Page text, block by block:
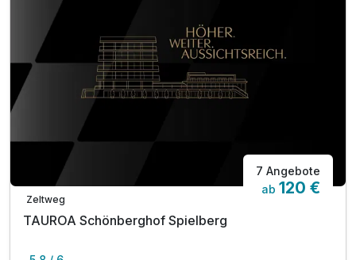
Zeltweg
7 Angebote
ab 120 €
TAUROA Schönberghof Spielberg